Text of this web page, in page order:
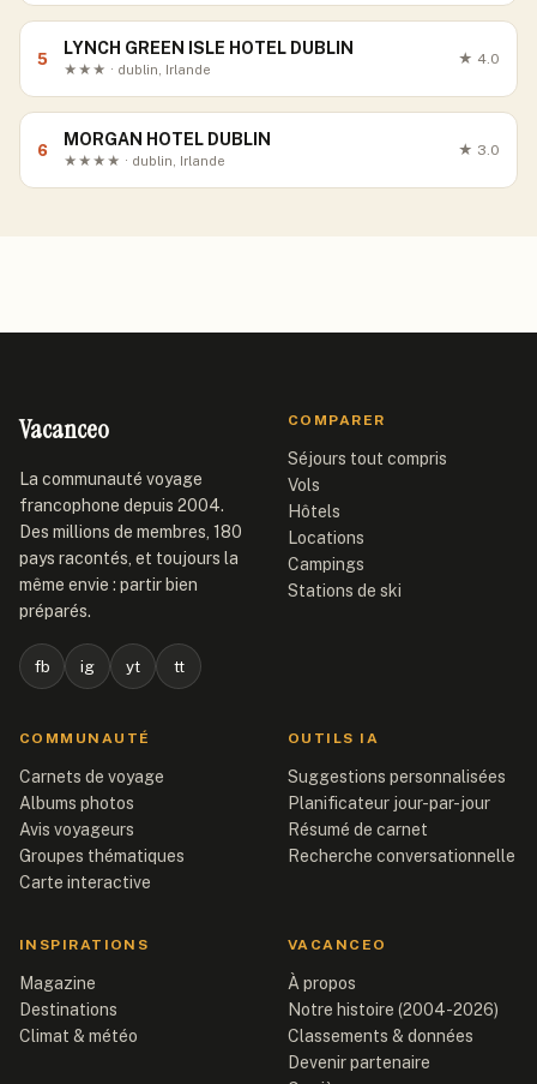
5
LYNCH GREEN ISLE HOTEL DUBLIN
★★★ · dublin, Irlande
★ 4.0
6
MORGAN HOTEL DUBLIN
★★★★ · dublin, Irlande
★ 3.0
Vacanceo
La communauté voyage
francophone depuis 2004.
Des millions de membres, 180
pays racontés, et toujours la
même envie : partir bien
préparés.
fb ig yt tt
COMPARER
Séjours tout compris
Vols
Hôtels
Locations
Campings
Stations de ski
COMMUNAUTÉ
Carnets de voyage
Albums photos
Avis voyageurs
Groupes thématiques
Carte interactive
OUTILS IA
Suggestions personnalisées
Planificateur jour-par-jour
Résumé de carnet
Recherche conversationnelle
INSPIRATIONS
Magazine
Destinations
Climat & météo
VACANCEO
À propos
Notre histoire (2004-2026)
Classements & données
Devenir partenaire